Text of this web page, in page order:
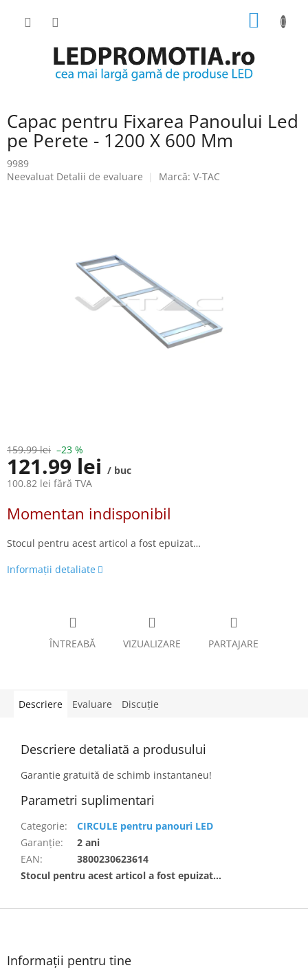
COŞ
Capac pentru Fixarea Panoului Led
pe Perete - 1200 X 600 Mm
9989
Evaluarea
Neevaluat Detalii de evaluare Marcă: V-TAC
159.99 lei –23 %
121.99 lei / buc
100.82 lei fără TVA
preţ:
Momentan indisponibil
Stocul pentru acest articol a fost epuizat…
Informaţii detaliate
ÎNTREABĂ VIZUALIZARE PARTAJARE
Descriere Evaluare Discuţie
Descriere detaliată a produsului
Garantie gratuită de schimb instantaneu!
Parametri suplimentari
Categorie:
CIRCULE pentru panouri LED
Garanţie:
2 ani
EAN:
3800230623614
Stocul pentru acest articol a fost epuizat…
S
Informații pentru tine